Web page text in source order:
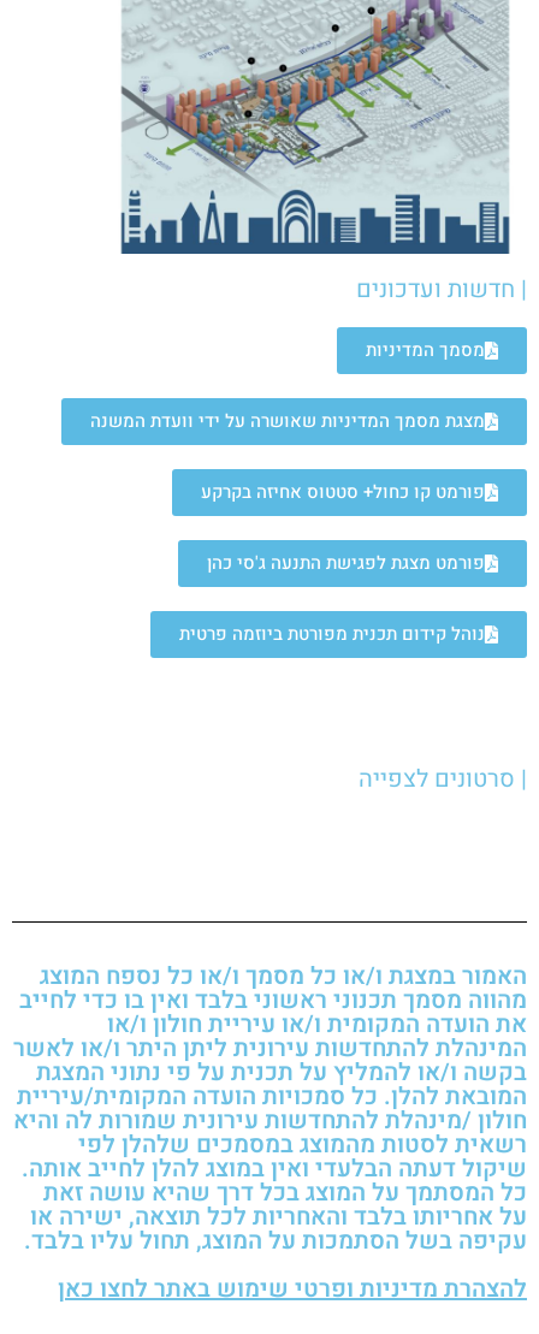
| חדשות ועדכונים
מסמך המדיניות
מצגת מסמך המדיניות שאושרה על ידי וועדת המשנה
פורמט קו כחול+ סטטוס אחיזה בקרקע
פורמט מצגת לפגישת התנעה ג'סי כהן
נוהל קידום תכנית מפורטת ביוזמה פרטית
| סרטונים לצפייה
האמור במצגת ו/או כל מסמך ו/או כל נספח המוצג
מהווה מסמך תכנוני ראשוני בלבד ואין בו כדי לחייב
את הועדה המקומית ו/או עיריית חולון ו/או
המינהלת להתחדשות עירונית ליתן היתר ו/או לאשר
בקשה ו/או להמליץ על תכנית על פי נתוני המצגת
המובאת להלן. כל סמכויות הועדה המקומית/עיריית
חולון /מינהלת להתחדשות עירונית שמורות לה והיא
רשאית לסטות מהמוצג במסמכים שלהלן לפי
שיקול דעתה הבלעדי ואין במוצג להלן לחייב אותה.
כל המסתמך על המוצג בכל דרך שהיא עושה זאת
על אחריותו בלבד והאחריות לכל תוצאה, ישירה או
עקיפה בשל הסתמכות על המוצג, תחול עליו בלבד.
להצהרת מדיניות ופרטי שימוש באתר לחצו כאן